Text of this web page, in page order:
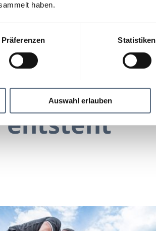
haben.
Präferenzen Statistiken
Auswahl erlauben
Wie ein Floß entsteht
entsteht